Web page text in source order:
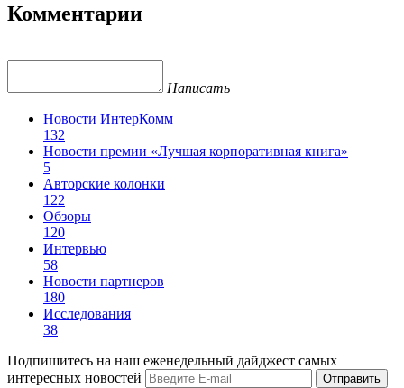
Комментарии
Написать
Новости ИнтерКомм
132
Новости премии «Лучшая корпоративная книга»
5
Авторские колонки
122
Обзоры
120
Интервью
58
Новости партнеров
180
Исследования
38
Подпишитесь на наш еженедельный дайджест самых
интересных новостей
Отправить